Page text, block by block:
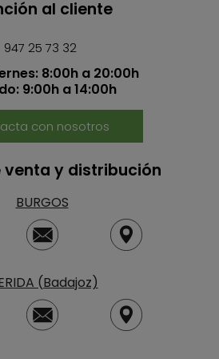
al cliente
947 25 73 32
8:00h a 20:00h
9:00h a 14:00h
con nosotros
venta y distribución
BURGOS
(Badajoz)